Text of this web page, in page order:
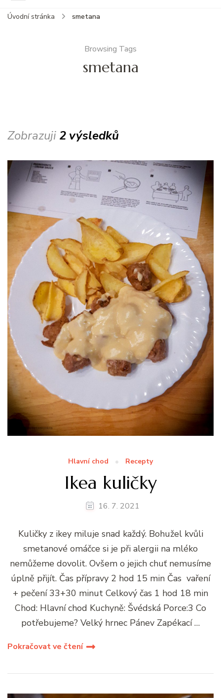
Úvodní stránka smetana
Browsing Tags
smetana
Zobrazuji 2 výsledků
Hlavní chod Recepty
Ikea kuličky
16. 7. 2021
Kuličky z ikey miluje snad každý. Bohužel kvůli
smetanové omáčce si je při alergii na mléko
nemůžeme dovolit. Ovšem o jejich chuť nemusíme
úplně přijít. Čas přípravy 2 hod 15 min Čas vaření
+ pečení 33+30 minut Celkový čas 1 hod 18 min
Chod: Hlavní chod Kuchyně: Švédská Porce:3 Co
potřebujeme? Velký hrnec Pánev Zapékací …
Pokračovat ve čtení